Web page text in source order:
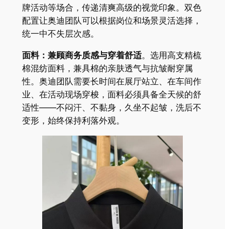
牌活动等场合，传递清爽高级的视觉印象。双色
配置让奥迪团队可以根据岗位和场景灵活选择，
统一中不失层次感。
面料：兼顾商务质感与穿着舒适。选用高支精梳
棉混纺面料，兼具棉的亲肤透气与抗皱耐穿属
性。奥迪团队需要长时间在展厅站立、在车间作
业、在活动现场穿梭，面料必须具备全天候的舒
适性——不闷汗、不黏身，久坐不起皱，洗后不
变形，始终保持利落外观。